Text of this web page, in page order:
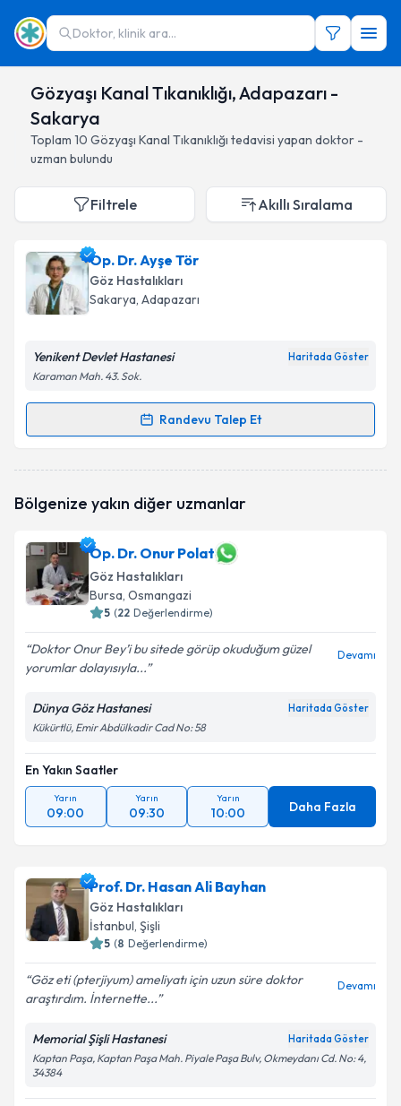
Doktor, klinik ara...
Gözyaşı Kanal Tıkanıklığı, Adapazarı -
Sakarya
Toplam 10 Gözyaşı Kanal Tıkanıklığı tedavisi yapan doktor -
uzman bulundu
Filtrele Akıllı Sıralama
Op. Dr. Ayşe Tör
Göz Hastalıkları
Sakarya, Adapazarı
Yenikent Devlet Hastanesi Haritada Göster
Karaman Mah. 43. Sok.
Randevu Talep Et
Randevu Takvimi Talebi
Size bu uzmandan randevu almanız için bir takvim
E-posta Adresiniz
Kişisel verilerimin işlenmesine ilişkinAydınlatma
Metni'ni okudum ve kişisel verilerimin belirtilen
Bölgenize yakın diğer uzmanlar
Op. Dr. Onur Polat
Göz Hastalıkları
Bursa, Osmangazi
5 (22 Değerlendirme)
Doktor Onur Bey’i bu sitede görüp okuduğum güzel
yorumlar dolayısıyla...
Devamı
Dünya Göz Hastanesi Haritada Göster
Kükürtlü, Emir Abdülkadir Cad No: 58
En Yakın Saatler
Yarın
09:00
Yarın
09:30
Yarın
10:00 Daha Fazla
Prof. Dr. Hasan Ali Bayhan
Göz Hastalıkları
İstanbul, Şişli
5 (8 Değerlendirme)
Göz eti (pterjiyum) ameliyatı için uzun süre doktor
araştırdım. İnternette...
Devamı
Memorial Şişli Hastanesi Haritada Göster
Kaptan Paşa, Kaptan Paşa Mah. Piyale Paşa Bulv, Okmeydanı Cd. No: 4,
34384